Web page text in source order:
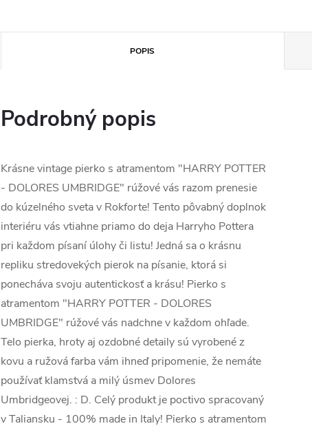
POPIS
Podrobný popis
Krásne vintage pierko s atramentom "HARRY POTTER
- DOLORES UMBRIDGE" rúžové vás razom prenesie
do kúzelného sveta v Rokforte! Tento pôvabný doplnok
interiéru vás vtiahne priamo do deja Harryho Pottera
pri každom písaní úlohy či listu! Jedná sa o krásnu
repliku stredovekých pierok na písanie, ktorá si
ponecháva svoju autentickosť a krásu! Pierko s
atramentom "HARRY POTTER - DOLORES
UMBRIDGE" rúžové vás nadchne v každom ohľade.
Telo pierka, hroty aj ozdobné detaily sú vyrobené z
kovu a ružová farba vám ihneď pripomenie, že nemáte
používať klamstvá a milý úsmev Dolores
Umbridgeovej. : D. Celý produkt je poctivo spracovaný
v Taliansku - 100% made in Italy! Pierko s atramentom